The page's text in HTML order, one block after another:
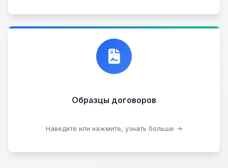
Образцы договоров
Наведите или нажмите, узнать больше →
Договор купли-продажи
Скачать образцы